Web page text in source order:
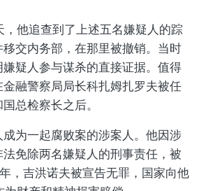
，他追查到了上述五名嫌疑人的踪
交内务部，在那里被撤销。当时
疑人参与谋杀的直接证据。值得
融警察局局长科扎姆扎罗夫被任
总检察长之后。
为一起腐败案的涉案人。他因涉
免除两名嫌疑人的刑事责任，被
，吉洪诺夫被宣告无罪，国家向他